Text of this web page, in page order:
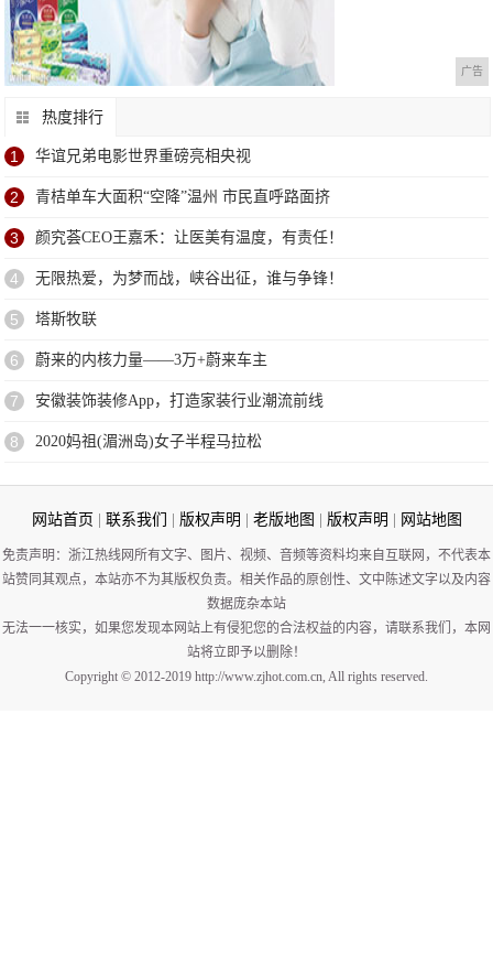
广告
热度排行
1 华谊兄弟电影世界重磅亮相央视
2 青桔单车大面积“空降”温州 市民直呼路面挤
3 颜究荟CEO王嘉禾：让医美有温度，有责任！
4 无限热爱，为梦而战，峡谷出征，谁与争锋！
5 塔斯牧联
6 蔚来的内核力量——3万+蔚来车主
7 安徽装饰装修App，打造家装行业潮流前线
8 2020妈祖(湄洲岛)女子半程马拉松
网站首页 联系我们 版权声明 老版地图 版权声明 网站地图
免责声明：浙江热线网所有文字、图片、视频、音频等资料均来自互联网，不代表本
站赞同其观点，本站亦不为其版权负责。相关作品的原创性、文中陈述文字以及内容
数据庞杂本站
无法一一核实，如果您发现本网站上有侵犯您的合法权益的内容，请联系我们，本网
站将立即予以删除！
Copyright © 2012-2019 http://www.zjhot.com.cn, All rights reserved.